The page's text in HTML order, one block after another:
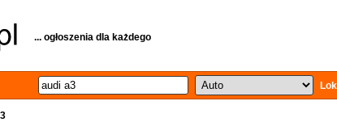
... ogłoszenia dla każdego